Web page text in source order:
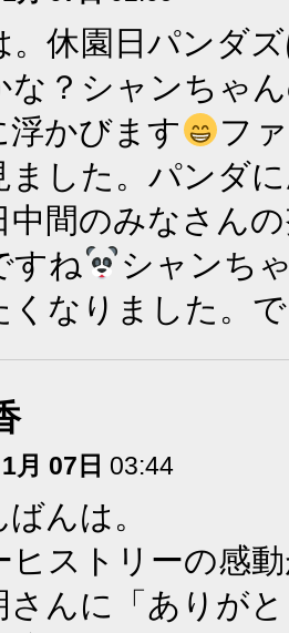
。休園日パンダ
な？シャンちゃ
浮かびます
フ
ました。パンダ
中間のみなさん
すね
シャンち
くなりました。
月 07日 03:44
んは。
ヒストリーの感
さんに「ありが